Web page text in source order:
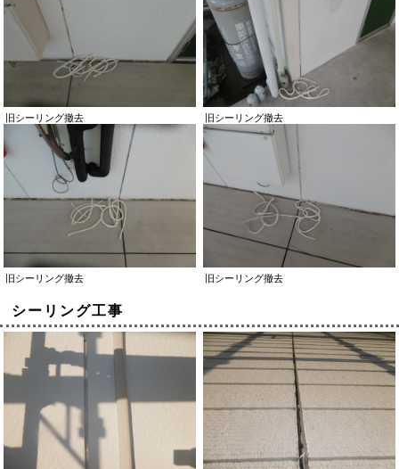
旧シーリング撤去 旧シーリング撤去
旧シーリング撤去 旧シーリング撤去
シーリング工事